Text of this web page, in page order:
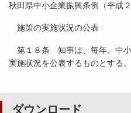
秋田県中小企業振興条例（平成
施策の実施状況の公表
第１８条 知事は、毎年、中小
実施状況を公表するものとする。
ダウンロード